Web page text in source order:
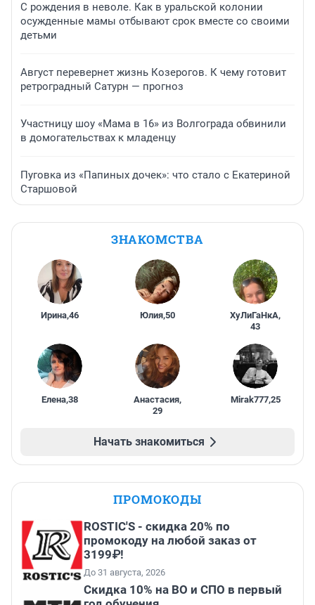
С рождения в неволе. Как в уральской колонии
осужденные мамы отбывают срок вместе со своими
детьми
Август перевернет жизнь Козерогов. К чему готовит
ретроградный Сатурн — прогноз
Участницу шоу «Мама в 16» из Волгограда обвинили
в домогательствах к младенцу
Пуговка из «Папиных дочек»: что стало с Екатериной
Старшовой
ЗНАКОМСТВА
Ирина,46 Юлия,50 ХуЛиГаНкА,
43
Елена,38 Анастасия,
29
Mirak777,25
Начать знакомиться
ПРОМОКОДЫ
ROSTIC'S - скидка 20% по
промокоду на любой заказ от
3199₽!
До 31 августа, 2026
Скидка 10% на ВО и СПО в первый